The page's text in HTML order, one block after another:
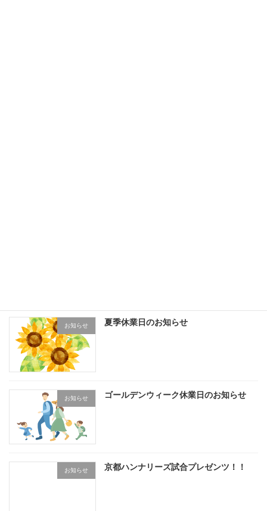
お知らせ 夏季休業日のお知らせ
お知らせ ゴールデンウィーク休業日のお知らせ
お知らせ 京都ハンナリーズ試合プレゼンツ！！